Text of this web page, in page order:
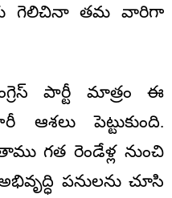
గెలిచినా తమ వారిగా
పార్టీ మాత్రం ఈ
పెట్టుకుంది.
గత రెండేళ్ల నుంచి
పనులను చూసి